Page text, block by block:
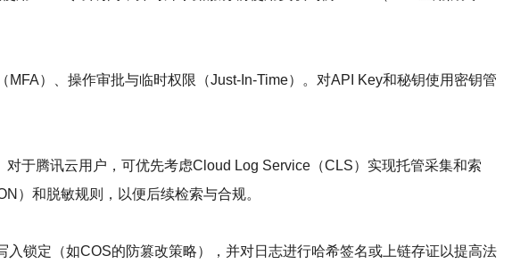
）、操作审批与临时权限（Just-In-Time）。对API Key和秘钥使用密钥管
于腾讯云用户，可优先考虑Cloud Log Service（CLS）实现托管采集和索
）和脱敏规则，以便后续检索与合规。
锁定（如COS的防篡改策略），并对日志进行哈希签名或上链存证以提高法